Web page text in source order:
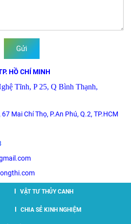
Gửi
HỒ CHÍ MINH
Tĩnh, P 25, Q Bình Thạnh,
Mai Chí Thọ, P.An Phú, Q.2, TP.HCM
VẬT TƯ THỦY CANH
CHIA SẺ KINH NGHIỆM